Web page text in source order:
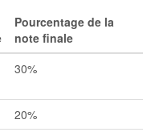
Pourcentage de la
note finale
30%
20%